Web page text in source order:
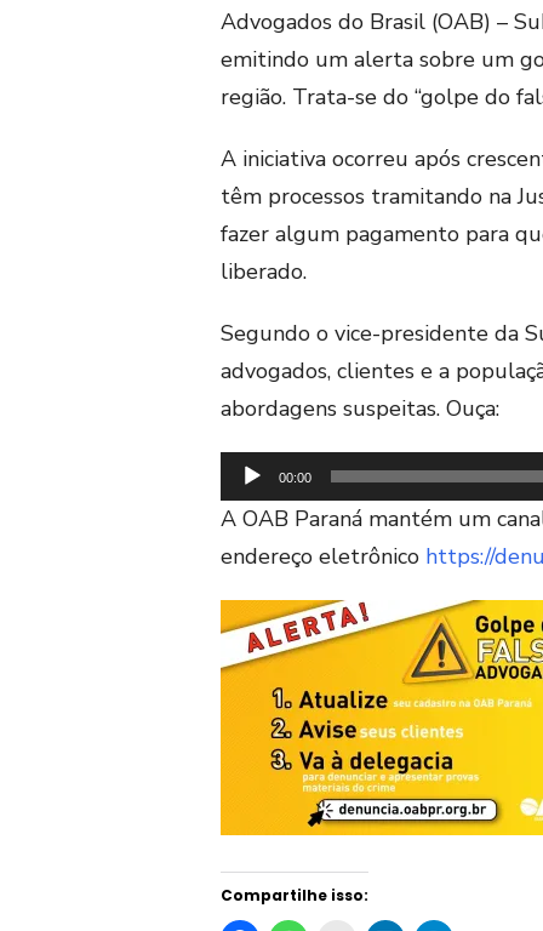
Advogados do Brasil (OAB) –
emitindo um alerta sobre um
região. Trata-se do “golpe do
A iniciativa ocorreu após
têm processos tramitando na
fazer algum pagamento para
liberado.
Segundo o vice-presidente da
advogados, clientes e a
abordagens suspeitas. Ouça:
Tocador
de
áudio
00:00
A OAB Paraná mantém um
endereço eletrônico https://
Compartilhe isso: